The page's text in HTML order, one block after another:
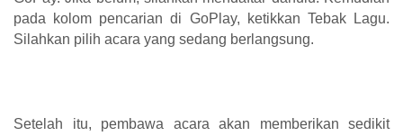
pada kolom pencarian di GoPlay, ketikkan Tebak Lagu.
Silahkan pilih acara yang sedang berlangsung.
Setelah itu, pembawa acara akan memberikan sedikit